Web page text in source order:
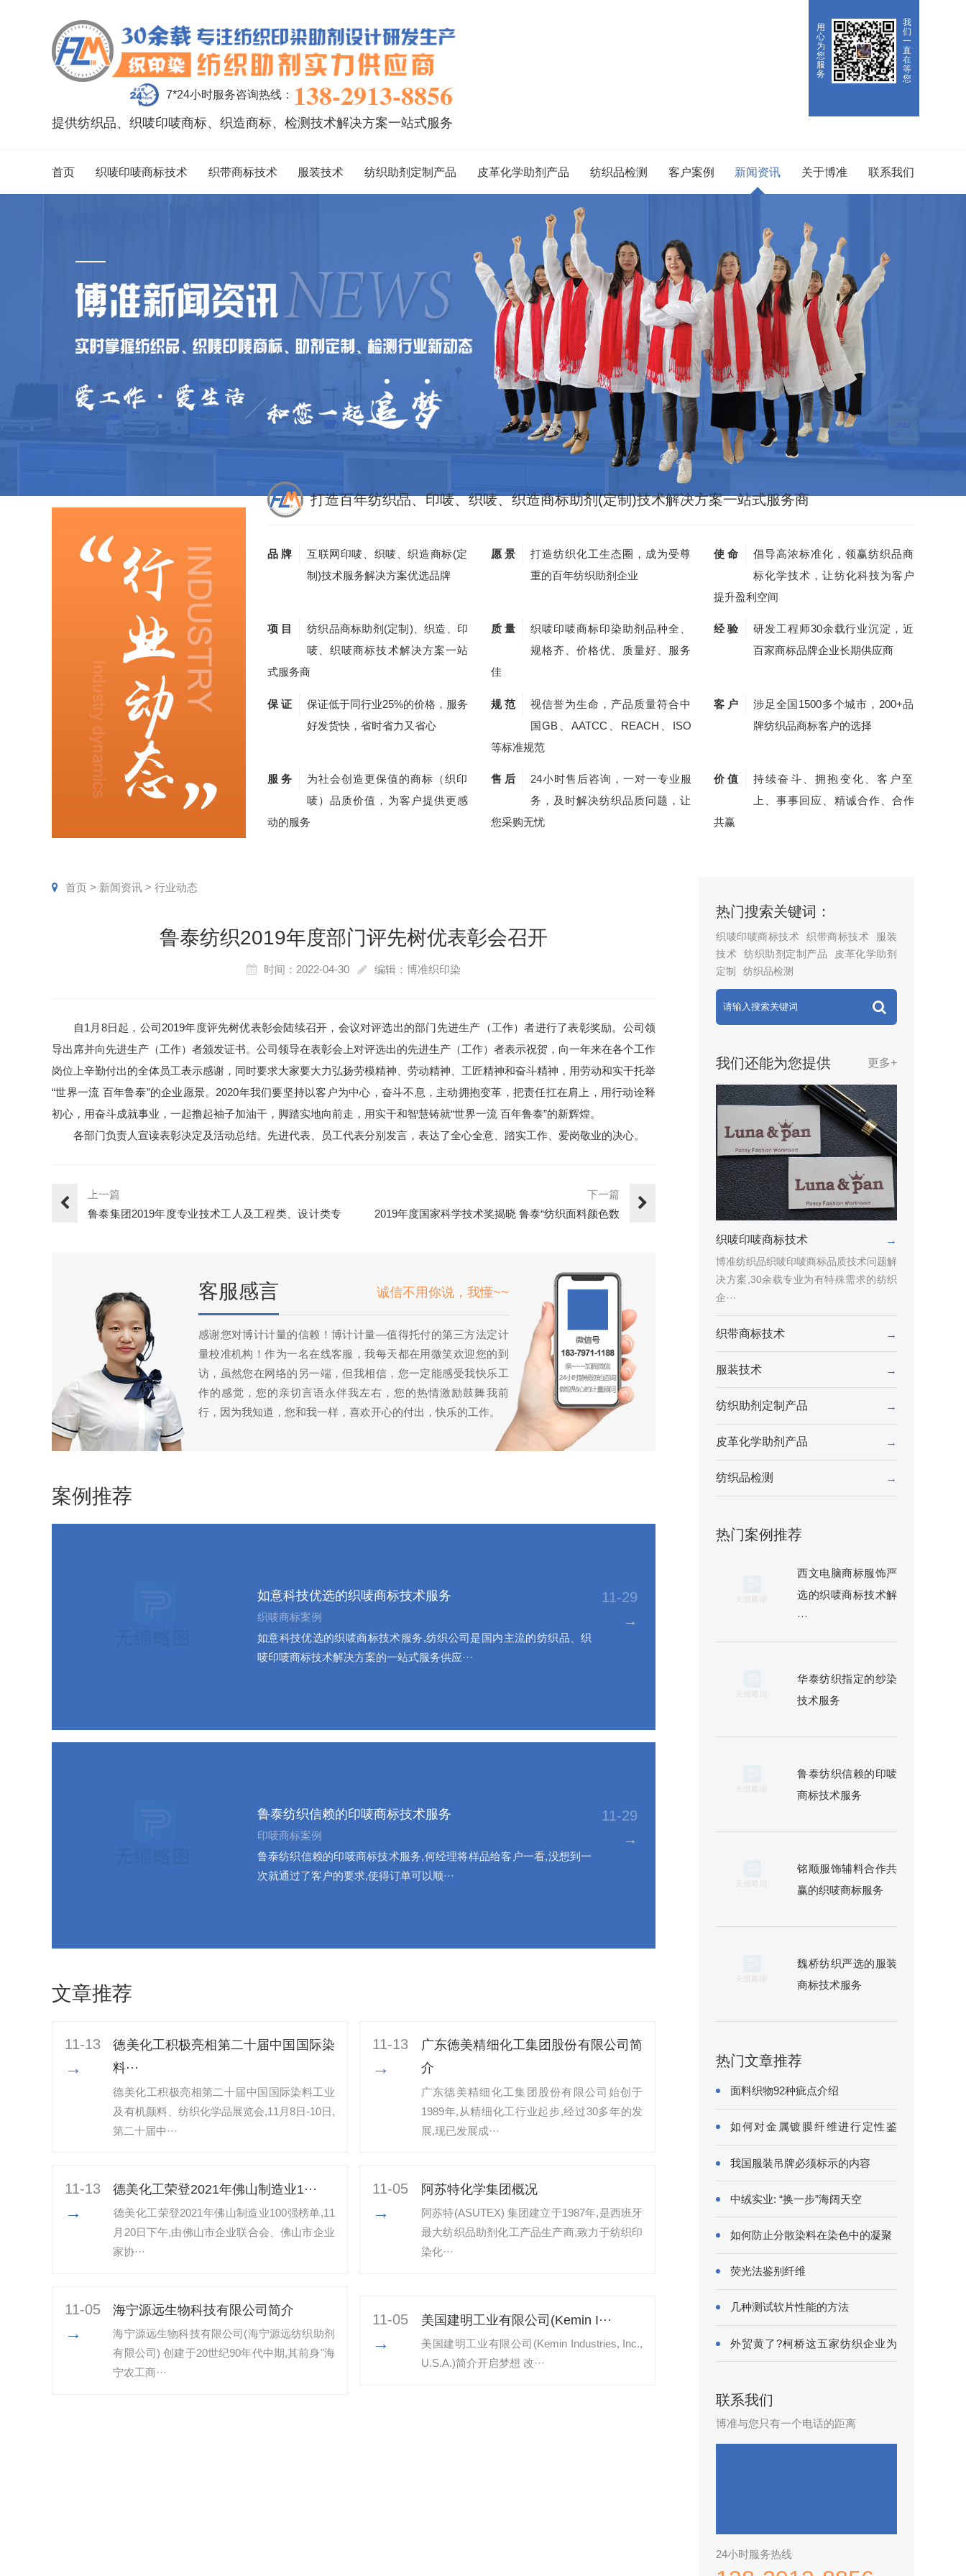
用
心
为
您
服
务
我
们
一
直
在
等
您
7*24小时服务咨询热线： 138-2913-8856
提供纺织品、织唛印唛商标、织造商标、检测技术解决方案一站式服务
首页 织唛印唛商标技术 织带商标技术 服装技术 纺织助剂定制产品 皮革化学助剂产品 纺织品检测 客户案例 新闻资讯 关于博准 联系我们
打造百年纺织品、印唛、织唛、织造商标助剂(定制)技术解决方案一站式服务商
品 牌
互联网印唛、织唛、织造商标(定
制)技术服务解决方案优选品牌
愿 景
打造纺织化工生态圈，成为受尊
重的百年纺织助剂企业
使 命
倡导高浓标准化，领赢纺织品商
标化学技术，让纺化科技为客户
提升盈利空间
项 目
纺织品商标助剂(定制)、织造、印
唛、织唛商标技术解决方案一站
式服务商
质 量
织唛印唛商标印染助剂品种全、
规格齐、价格优、质量好、服务
佳
经 验
研发工程师30余载行业沉淀，近
百家商标品牌企业长期供应商
保 证
保证低于同行业25%的价格，服务
好发货快，省时省力又省心
规 范
视信誉为生命，产品质量符合中
国GB、AATCC、REACH、ISO
等标准规范
客 户
涉足全国1500多个城市，200+品
牌纺织品商标客户的选择
服 务
为社会创造更保值的商标（织印
唛）品质价值，为客户提供更感
动的服务
售 后
24小时售后咨询，一对一专业服
务，及时解决纺织品质问题，让
您采购无忧
价 值
持续奋斗、拥抱变化、客户至
上、事事回应、精诚合作、合作
共赢
首页 > 新闻资讯 > 行业动态
鲁泰纺织2019年度部门评先树优表彰会召开
时间：2022-04-30 编辑：博准织印染
自1月8日起，公司2019年度评先树优表彰会陆续召开，会议对评选出的部门先进生产（工作）者进行了表彰奖励。公司领
导出席并向先进生产（工作）者颁发证书。公司领导在表彰会上对评选出的先进生产（工作）者表示祝贺，向一年来在各个工作
岗位上辛勤付出的全体员工表示感谢，同时要求大家要大力弘扬劳模精神、劳动精神、工匠精神和奋斗精神，用劳动和实干托举
“世界一流 百年鲁泰”的企业愿景。2020年我们要坚持以客户为中心，奋斗不息，主动拥抱变革，把责任扛在肩上，用行动诠释
初心，用奋斗成就事业，一起撸起袖子加油干，脚踏实地向前走，用实干和智慧铸就“世界一流 百年鲁泰”的新辉煌。
各部门负责人宣读表彰决定及活动总结。先进代表、员工代表分别发言，表达了全心全意、踏实工作、爱岗敬业的决心。
上一篇
鲁泰集团2019年度专业技术工人及工程类、设计类专
下一篇
2019年度国家科学技术奖揭晓 鲁泰“纺织面料颜色数
客服感言 诚信不用你说，我懂~~
感谢您对博计计量的信赖！博计计量—值得托付的第三方法定计
量校准机构！作为一名在线客服，我每天都在用微笑欢迎您的到
访，虽然您在网络的另一端，但我相信，您一定能感受我快乐工
作的感觉，您的亲切言语永伴我左右，您的热情激励鼓舞我前
行，因为我知道，您和我一样，喜欢开心的付出，快乐的工作。
案例推荐
如意科技优选的织唛商标技术服务
织唛商标案例
如意科技优选的织唛商标技术服务,纺织公司是国内主流的纺织品、织
唛印唛商标技术解决方案的一站式服务供应···
11-29
→
鲁泰纺织信赖的印唛商标技术服务
印唛商标案例
鲁泰纺织信赖的印唛商标技术服务,何经理将样品给客户一看,没想到一
次就通过了客户的要求,使得订单可以顺···
11-29
→
文章推荐
11-13
→
德美化工积极亮相第二十届中国国际染
料···
德美化工积极亮相第二十届中国国际染料工业
及有机颜料、纺织化学品展览会,11月8日-10日,
第二十届中···
11-13
→
广东德美精细化工集团股份有限公司简
介
广东德美精细化工集团股份有限公司始创于
1989年,从精细化工行业起步,经过30多年的发
展,现已发展成···
11-13
→
​德美化工荣登2021年佛山制造业1···
​德美化工荣登2021年佛山制造业100强榜单,11
月20日下午,由佛山市企业联合会、佛山市企业
家协···
11-05
→
阿苏特化学集团概况
阿苏特(ASUTEX) 集团建立于1987年,是西班牙
最大纺织品助剂化工产品生产商,致力于纺织印
染化···
11-05
→
海宁源远生物科技有限公司简介
海宁源远生物科技有限公司(海宁源远纺织助剂
有限公司) 创建于20世纪90年代中期,其前身"海
宁农工商···
11-05
→
美国建明工业有限公司(Kemin I···
美国建明工业有限公司(Kemin Industries, Inc.,
U.S.A.)简介开启梦想 改···
热门搜索关键词：
织唛印唛商标技术 织带商标技术
服装
技术
纺织助剂定制产品
皮革化学助剂
定制
纺织品检测
我们还能为您提供 更多+
织唛印唛商标技术 →
博准纺织品织唛印唛商标品质技术问题解
决方案,30余载专业为有特殊需求的纺织
企···
织带商标技术 →
服装技术 →
纺织助剂定制产品 →
皮革化学助剂产品 →
纺织品检测 →
热门案例推荐
西文电脑商标服饰严
选的织唛商标技术解
···
华泰纺织指定的纱染
技术服务
鲁泰纺织信赖的印唛
商标技术服务
铭顺服饰辅料合作共
赢的织唛商标服务
魏桥纺织严选的服装
商标技术服务
热门文章推荐
面料织物92种疵点介绍
如何对金属镀膜纤维进行定性鉴
别?
我国服装吊牌必须标示的内容
中绒实业: “换一步”海阔天空
如何防止分散染料在染色中的凝聚
荧光法鉴别纤维
几种测试软片性能的方法
外贸黄了?柯桥这五家纺织企业为
何底气···
联系我们
博准与您只有一个电话的距离
24小时服务热线